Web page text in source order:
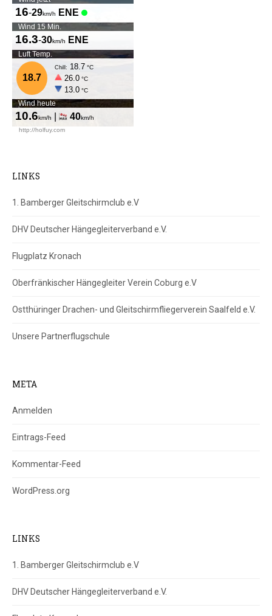
LINKS
1. Bamberger Gleitschirmclub e.V
DHV Deutscher Hängegleiterverband e.V.
Flugplatz Kronach
Oberfränkischer Hängegleiter Verein Coburg e.V
Ostthüringer Drachen- und Gleitschirmfliegerverein Saalfeld e.V.
Unsere Partnerflugschule
META
Anmelden
Eintrags-Feed
Kommentar-Feed
WordPress.org
LINKS
1. Bamberger Gleitschirmclub e.V
DHV Deutscher Hängegleiterverband e.V.